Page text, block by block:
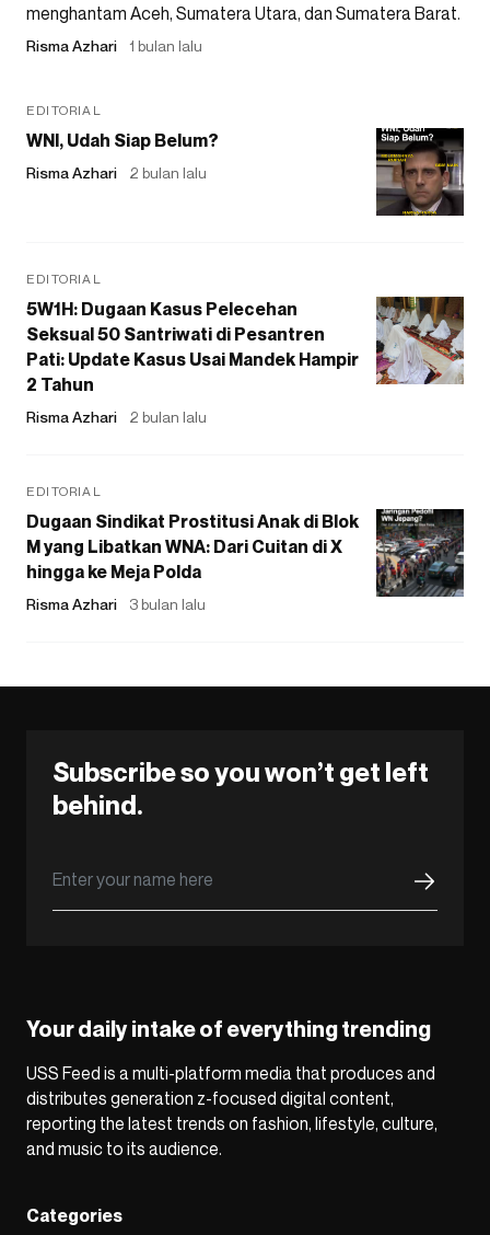
menghantam Aceh, Sumatera Utara, dan Sumatera Barat.
Risma Azhari 1 bulan lalu
EDITORIAL
WNI, Udah Siap Belum?
Risma Azhari 2 bulan lalu
EDITORIAL
5W1H: Dugaan Kasus Pelecehan
Seksual 50 Santriwati di Pesantren
Pati: Update Kasus Usai Mandek Hampir
2 Tahun
Risma Azhari 2 bulan lalu
EDITORIAL
Dugaan Sindikat Prostitusi Anak di Blok
M yang Libatkan WNA: Dari Cuitan di X
hingga ke Meja Polda
Risma Azhari 3 bulan lalu
Subscribe so you won’t get left
behind.
Your daily intake of everything trending
USS Feed is a multi-platform media that produces and
distributes generation z-focused digital content,
reporting the latest trends on fashion, lifestyle, culture,
and music to its audience.
Categories